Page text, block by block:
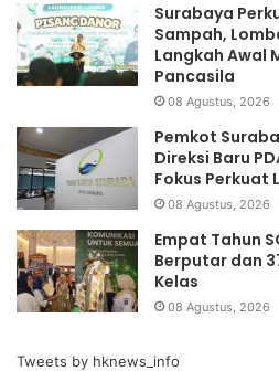
Surabaya
Sampah,
Langkah Awal
Pancasila
08 Agustus, 2026
Pemkot
Direksi Baru
Fokus Perkuat
08 Agustus, 2026
Empat Tahun
Berputar dan
Kelas
08 Agustus, 2026
Tweets by hknews_info